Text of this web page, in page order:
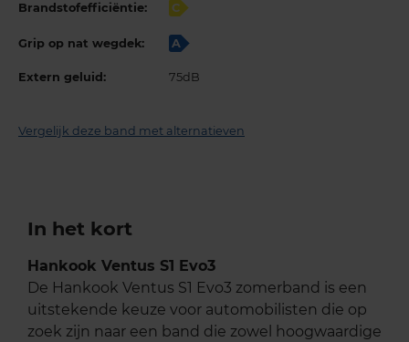
Brandstofefficiëntie: C
Grip op nat wegdek: A
Extern geluid: 75dB
Vergelijk deze band met alternatieven
In het kort
Hankook Ventus S1 Evo3
De Hankook Ventus S1 Evo3 zomerband is een
uitstekende keuze voor automobilisten die op
zoek zijn naar een band die zowel hoogwaardige